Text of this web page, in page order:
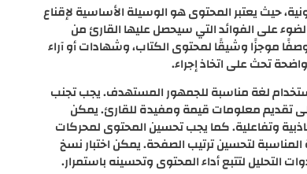
حيث يعتبر المحتوى هو الوسيلة الأساسية لإقناع
على الفوائد التي سيحصل عليها القارئ من
موجزًا وشيقًا لمحتوى الكتاب، وشهادات أو آراء
تحث على اتخاذ إجراء.
لغة مناسبة للجمهور المستهدف. يجب تجنب
على تقديم معلومات قيمة ومفيدة للقارئ. يمكن
وتفاعلية. كما يجب تحسين المحتوى لمحركات
لتحسين ترتيب الصفحة. يمكن اختبار نسخ
التحليل لتتبع أداء المحتوى وتحسينه باستمرار.